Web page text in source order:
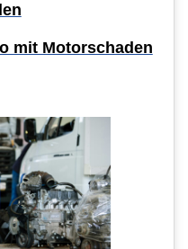
mit Motorschaden